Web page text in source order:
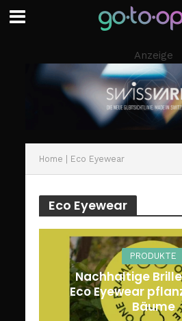
Anzeige
Home | Eco Eyewear
Eco Eyewear
PRODUKTE
Nachhaltige
Eco Eyewear
Bäume